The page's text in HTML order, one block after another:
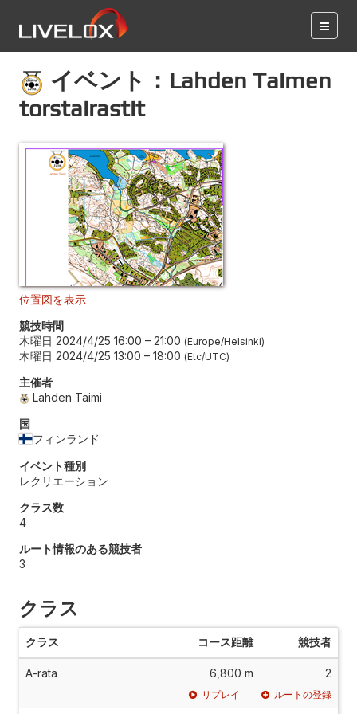
イベント：Lahden Taimen
torstairastit
位置図を表示
競技時間
木曜日 2024/4/25 16:00 – 21:00 Europe/Helsinki
木曜日 2024/4/25 13:00 – 18:00 Etc/UTC
主催者
Lahden Taimi
国
フィンランド
イベント種別
レクリエーション
クラス数
4
ルート情報のある競技者
3
クラス
クラス コース距離 競技者
A-rata 6,800 m 2
リプレイ ルートの登録